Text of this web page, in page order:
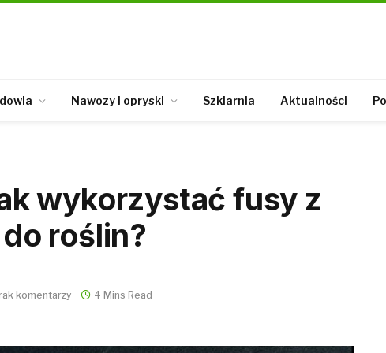
Nawozy i opryski Szklarnia Aktualności
wykorzystać fusy z
roślin?
komentarzy 4 Mins Read